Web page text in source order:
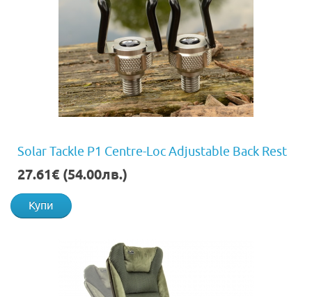
Solar Tackle P1 Centre-Loc Adjustable Back Rest
27.61€ (54.00лв.)
Купи